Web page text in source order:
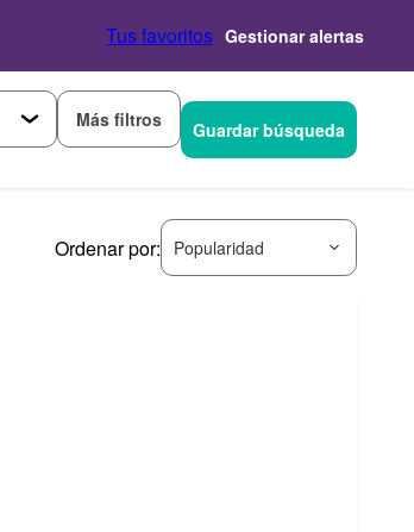
Tus favoritos Gestionar alertas
Más filtros Guardar búsqueda
Ordenar por: Popularidad